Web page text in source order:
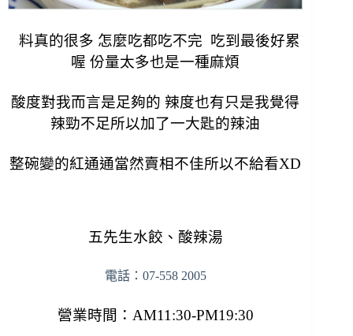
料真的很多 怎麼吃都吃不完 吃到最後好累
喔份量太多也是一種麻煩
酸度對我而言是足夠的 辣度也有只是我覺得
辣勁不足所以加了一大匙的辣油
整碗變的紅通通當然賣相不佳所以不給看XD
五先生水餃、酸辣湯
電話：07-558 2005
營業時間：AM11:30-PM19:30